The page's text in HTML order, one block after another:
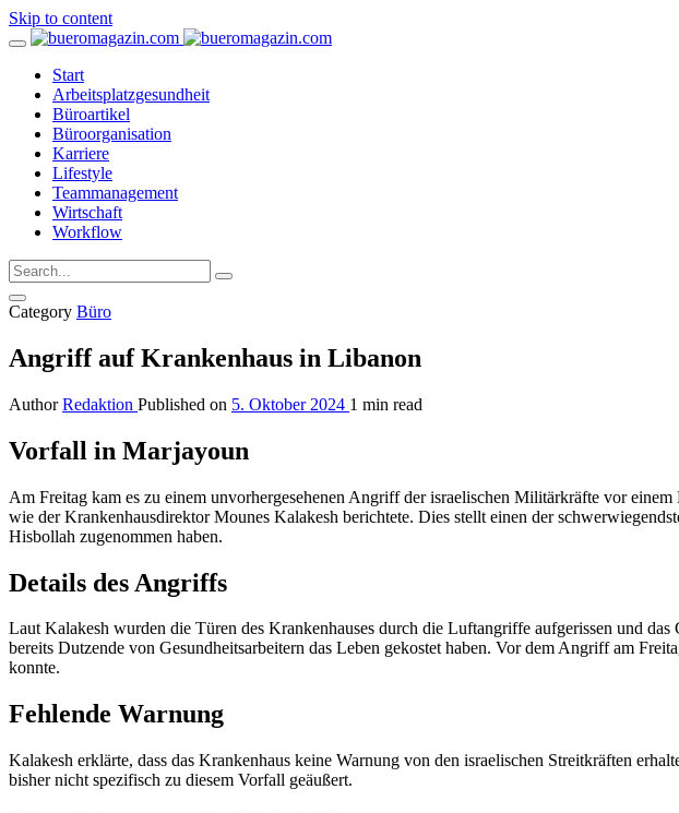
Skip to content
Start
Arbeitsplatzgesundheit
Büroartikel
Büroorganisation
Karriere
Lifestyle
Teammanagement
Wirtschaft
Workflow
Category Büro
Angriff auf Krankenhaus in Libanon
Author Redaktion Published on 5. Oktober 2024 1 min read
Vorfall in Marjayoun
Am Freitag kam es zu einem unvorhergesehenen Angriff der israelischen Militärkräfte vor
wie der Krankenhausdirektor Mounes Kalakesh berichtete. Dies stellt einen der
Hisbollah zugenommen haben.
Details des Angriffs
Laut Kalakesh wurden die Türen des Krankenhauses durch die Luftangriffe aufgerissen und
bereits Dutzende von Gesundheitsarbeitern das Leben gekostet haben. Vor dem Angriff am
konnte.
Fehlende Warnung
Kalakesh erklärte, dass das Krankenhaus keine Warnung von den israelischen Streitkräften
bisher nicht spezifisch zu diesem Vorfall geäußert.